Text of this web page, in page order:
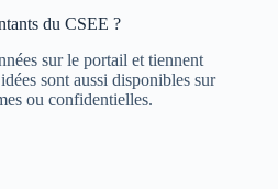
du CSEE ?
sur le portail et tiennent
sont aussi disponibles sur
ou confidentielles.